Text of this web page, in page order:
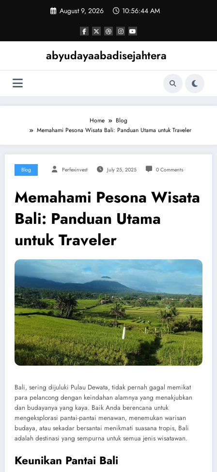
August 9, 2026 10:56:44 AM
abyudayaabadisejahtera
Home
Blog
Memahami Pesona Wisata Bali: Panduan Utama untuk Traveler
Blog Perfexinvest July 25, 2025 0 Comments
Memahami Pesona Wisata
Bali: Panduan Utama
untuk Traveler
Bali, sering dijuluki Pulau Dewata, tidak pernah gagal memikat
para pelancong dengan keindahan alamnya yang menakjubkan
dan budayanya yang kaya. Baik Anda berencana untuk
mengeksplorasi pantai-pantai menawan, menemukan warisan
budaya, atau sekadar bersantai menikmati suasana tropis, Bali
adalah destinasi yang sempurna untuk semua jenis wisatawan.
Keunikan Pantai Bali